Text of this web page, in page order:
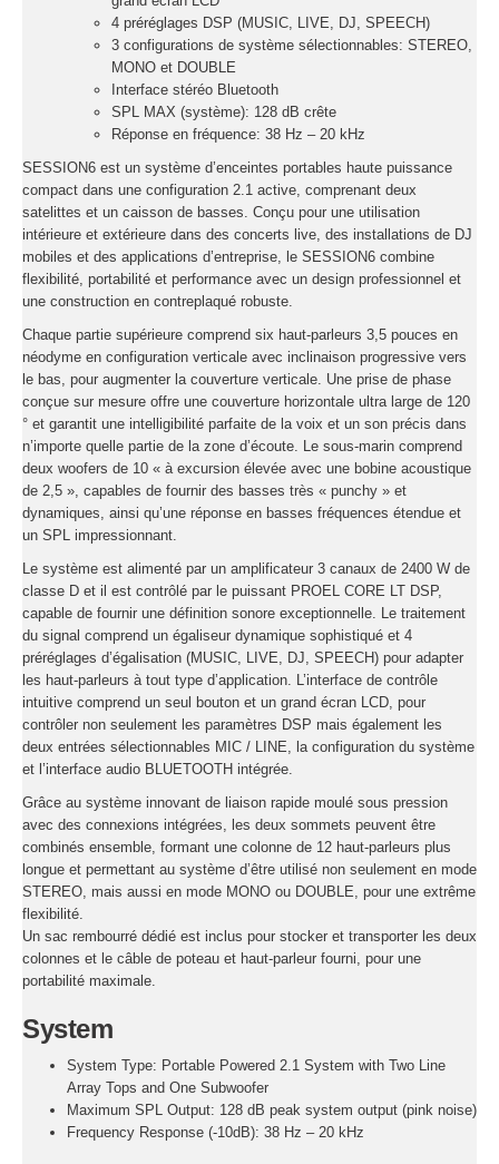
4 préréglages DSP (MUSIC, LIVE, DJ, SPEECH)
3 configurations de système sélectionnables: STEREO,
MONO et DOUBLE
Interface stéréo Bluetooth
SPL MAX (système): 128 dB crête
Réponse en fréquence: 38 Hz – 20 kHz
SESSION6 est un système d’enceintes portables haute puissance
compact dans une configuration 2.1 active, comprenant deux
satelittes et un caisson de basses. Conçu pour une utilisation
intérieure et extérieure dans des concerts live, des installations de DJ
mobiles et des applications d’entreprise, le SESSION6 combine
flexibilité, portabilité et performance avec un design professionnel et
une construction en contreplaqué robuste.
Chaque partie supérieure comprend six haut-parleurs 3,5 pouces en
néodyme en configuration verticale avec inclinaison progressive vers
le bas, pour augmenter la couverture verticale. Une prise de phase
conçue sur mesure offre une couverture horizontale ultra large de 120
° et garantit une intelligibilité parfaite de la voix et un son précis dans
n’importe quelle partie de la zone d’écoute. Le sous-marin comprend
deux woofers de 10 « à excursion élevée avec une bobine acoustique
de 2,5 », capables de fournir des basses très « punchy » et
dynamiques, ainsi qu’une réponse en basses fréquences étendue et
un SPL impressionnant.
Le système est alimenté par un amplificateur 3 canaux de 2400 W de
classe D et il est contrôlé par le puissant PROEL CORE LT DSP,
capable de fournir une définition sonore exceptionnelle. Le traitement
du signal comprend un égaliseur dynamique sophistiqué et 4
préréglages d’égalisation (MUSIC, LIVE, DJ, SPEECH) pour adapter
les haut-parleurs à tout type d’application. L’interface de contrôle
intuitive comprend un seul bouton et un grand écran LCD, pour
contrôler non seulement les paramètres DSP mais également les
deux entrées sélectionnables MIC / LINE, la configuration du système
et l’interface audio BLUETOOTH intégrée.
Grâce au système innovant de liaison rapide moulé sous pression
avec des connexions intégrées, les deux sommets peuvent être
combinés ensemble, formant une colonne de 12 haut-parleurs plus
longue et permettant au système d’être utilisé non seulement en mode
STEREO, mais aussi en mode MONO ou DOUBLE, pour une extrême
flexibilité.
Un sac rembourré dédié est inclus pour stocker et transporter les deux
colonnes et le câble de poteau et haut-parleur fourni, pour une
portabilité maximale.
System
System Type: Portable Powered 2.1 System with Two Line
Array Tops and One Subwoofer
Maximum SPL Output: 128 dB peak system output (pink noise)
Frequency Response (-10dB): 38 Hz – 20 kHz